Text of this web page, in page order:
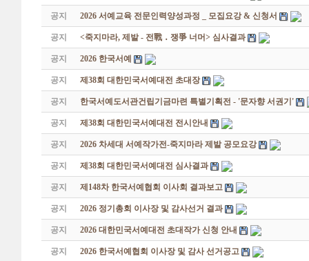
공지 2026 서예교육 전문인력양성과정 _ 모집요강 & 신청서
공지 <죽지마라, 제발 - 전戰 ․ 쟁爭 너머> 심사결과
공지 2026 한국서예
공지 제38회 대한민국서예대전 초대장
공지 한국서예도서관건립기금마련 특별기획전 - '문자향 서권기'
공지 제38회 대한민국서예대전 전시안내
공지 2026 차세대 서예작가전-죽지마라 제발 공모요강
공지 제38회 대한민국서예대전 심사결과
공지 제148차 한국서예협회 이사회 결과보고
공지 2026 정기총회 이사장 및 감사선거 결과
공지 2026 대한민국서예대전 초대작가 신청 안내
공지 2026 한국서예협회 이사장 및 감사 선거공고